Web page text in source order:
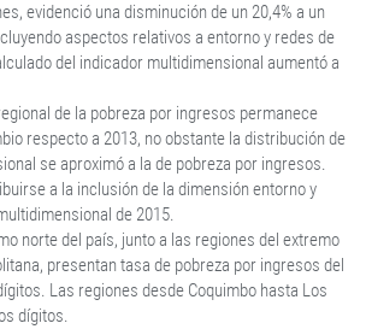
evidenció una disminución de un 20,4% a un
aspectos relativos a entorno y redes de
del indicador multidimensional aumentó a
de la pobreza por ingresos permanece
respecto a 2013, no obstante la distribución de
se aproximó a la de pobreza por ingresos.
a la inclusión de la dimensión entorno y
de 2015.
norte del país, junto a las regiones del extremo
presentan tasa de pobreza por ingresos del
Las regiones desde Coquimbo hasta Los
dígitos.